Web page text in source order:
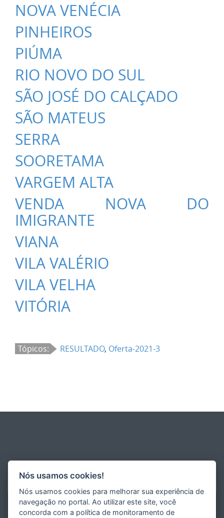
NOVA VENÉCIA
PINHEIROS
PIÚMA
RIO NOVO DO SUL
SÃO JOSÉ DO CALÇADO
SÃO MATEUS
SERRA
SOORETAMA
VARGEM ALTA
VENDA NOVA DO
IMIGRANTE
VIANA
VILA VALÉRIO
VILA VELHA
VITÓRIA
Tópicos: RESULTADO, Oferta-2021-3
Nós usamos cookies!
Nós usamos cookies para melhorar sua experiência de
navegação no portal. Ao utilizar este site, você
concorda com a política de monitoramento de